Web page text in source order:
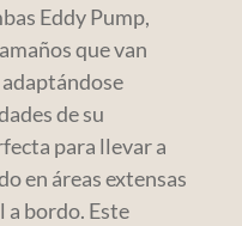
Eddy Pump,
que van
de su
para llevar a
en áreas extensas
a bordo. Este